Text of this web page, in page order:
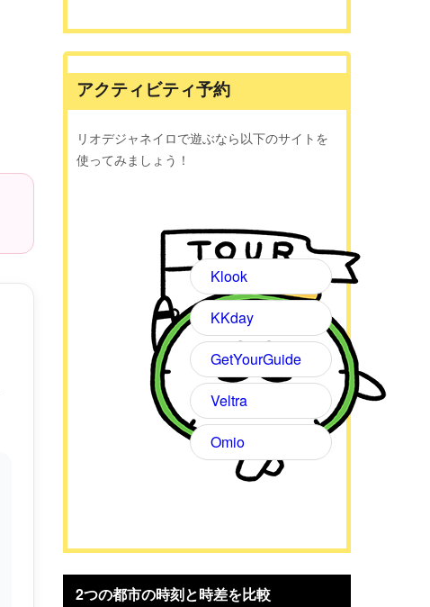
アクティビティ予約
リオデジャネイロで遊ぶなら以下のサイトを
使ってみましょう！
Klook
KKday
GetYourGuide
Veltra
Omio
2つの都市の時刻と時差を比較